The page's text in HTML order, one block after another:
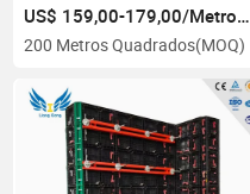
US$ 159,00-179,00/Metro Quadrado
200 Metros Quadrados(MOQ)